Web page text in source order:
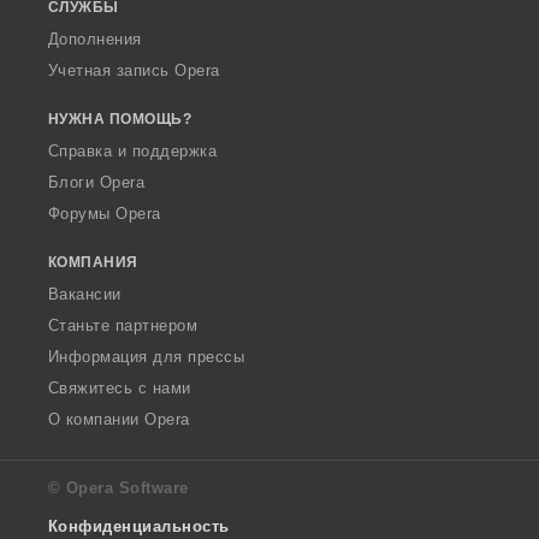
СЛУЖБЫ
Дополнения
Учетная запись Opera
НУЖНА ПОМОЩЬ?
Справка и поддержка
Блоги Opera
Форумы Opera
КОМПАНИЯ
Вакансии
Станьте партнером
Информация для прессы
Свяжитесь с нами
О компании Opera
© Opera Software
Конфиденциальность